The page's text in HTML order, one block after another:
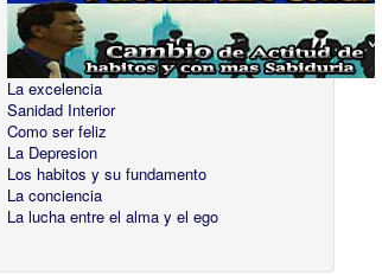
La excelencia
Sanidad Interior
Como ser feliz
La Depresion
Los habitos y su fundamento
La conciencia
La lucha entre el alma y el ego